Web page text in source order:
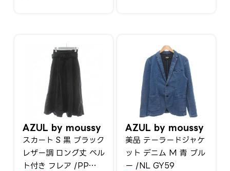
AZUL by moussy
スカート S 黒 ブラック
レザー調 ロング丈 ベル
ト付き フレア /PP
AZUL by moussy
美品 テーラードジャケ
ット デニム M 青 ブル
ー /NL GY59